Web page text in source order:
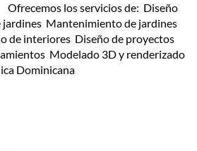
Ofrecemos los servicios de: Diseño
Mantenimiento de jardines
de interiores Diseño de proyectos
Modelado 3D y renderizado
Dominicana